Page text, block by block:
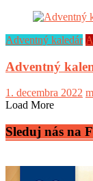
Adventný kaledár
Adventný
1. decembra 2022
Load More
Sleduj nás na